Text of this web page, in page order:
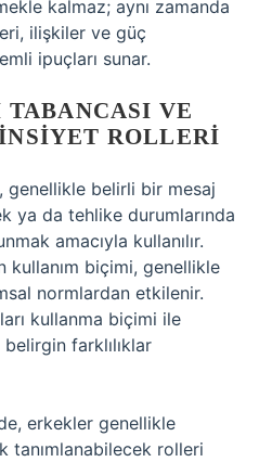
kalmaz; aynı zamanda
ilişkiler ve güç
ipuçları sunar.
VE
ROLLERI
genellikle belirli bir mesaj
ya da tehlike durumlarında
amacıyla kullanılır.
kullanım biçimi, genellikle
normlardan etkilenir.
kullanma biçimi ile
belirgin farklılıklar
erkekler genellikle
tanımlanabilecek rolleri